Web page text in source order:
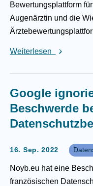
Bewertungsplattform
Augenärztin und die
Weiterlesen
Google
Beschwerde
16. Sep. 2022
Noyb.eu hat eine
französischen